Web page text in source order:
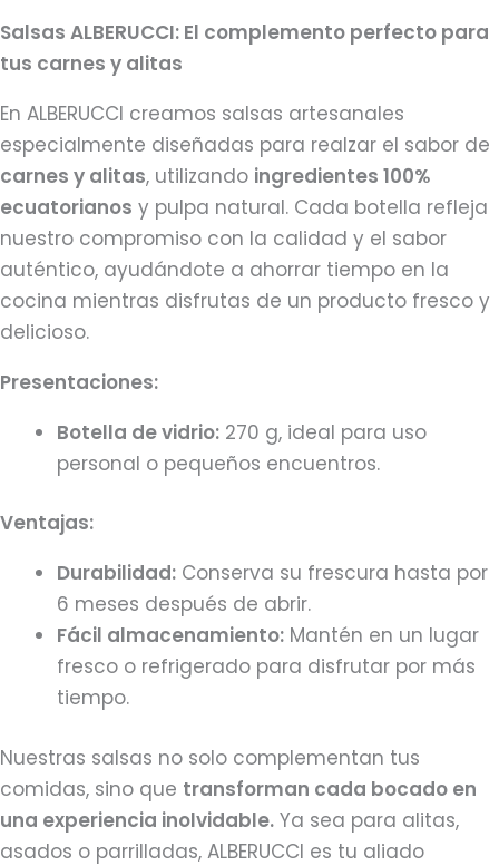
Salsas ALBERUCCI: El complemento perfecto para
tus carnes y alitas
En ALBERUCCI creamos salsas artesanales
especialmente diseñadas para realzar el sabor de
carnes y alitas, utilizando ingredientes 100%
ecuatorianos y pulpa natural. Cada botella refleja
nuestro compromiso con la calidad y el sabor
auténtico, ayudándote a ahorrar tiempo en la
cocina mientras disfrutas de un producto fresco y
delicioso.
Presentaciones:
Botella de vidrio: 270 g, ideal para uso
personal o pequeños encuentros.
Ventajas:
Durabilidad: Conserva su frescura hasta por
6 meses después de abrir.
Fácil almacenamiento: Mantén en un lugar
fresco o refrigerado para disfrutar por más
tiempo.
Nuestras salsas no solo complementan tus
comidas, sino que transforman cada bocado en
una experiencia inolvidable. Ya sea para alitas,
asados o parrilladas, ALBERUCCI es tu aliado